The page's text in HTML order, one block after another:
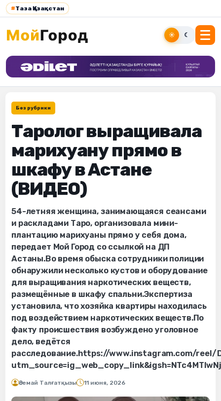
#Таза Қазақстан
☀ ☾
Без рубрики
Таролог выращивала
марихуану прямо в
шкафу в Астане
(ВИДЕО)
54-летняя женщина, занимающаяся сеансами
и раскладами Таро, организовала мини-
плантацию марихуаны прямо у себя дома,
передает Мой Город со ссылкой на ДП
Астаны.Во время обыска сотрудники полиции
обнаружили несколько кустов и оборудование
для выращивания наркотических веществ,
размещённые в шкафу спальни.Экспертиза
установила, что хозяйка квартиры находилась
под воздействием наркотических веществ.По
факту происшествия возбуждено уголовное
дело, ведётся
расследование.https://www.instagram.com/reel/
Әсемай Талғатқызы 11 июня, 2026